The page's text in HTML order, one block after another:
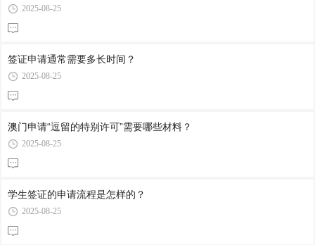
2025-08-25
签证申请通常需要多长时间？
2025-08-25
澳门申请“逗留的特别许可”需要哪些材料？
2025-08-25
学生签证的申请流程是怎样的？
2025-08-25